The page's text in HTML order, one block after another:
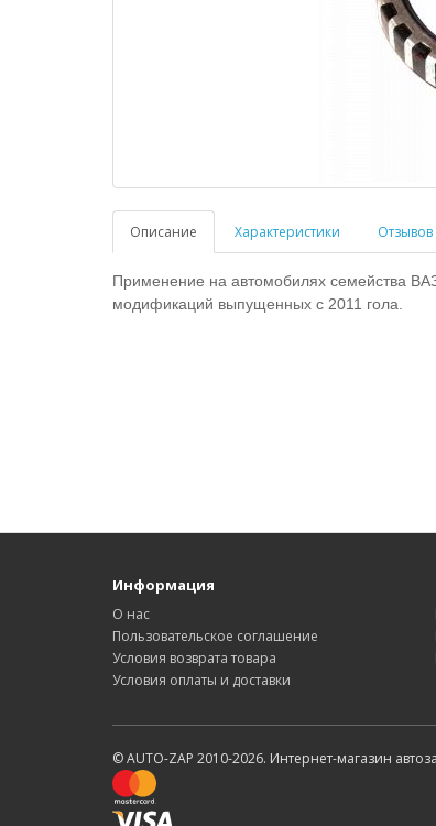
Описание Характеристики Отзывов
Применение на автомобилях семейства
модификаций выпущенных с 2011 гола.
Информация
О нас
Пользовательское соглашение
Условия возврата товара
Условия оплаты и доставки
© AUTO-ZAP 2010-2026. Интернет-магазин